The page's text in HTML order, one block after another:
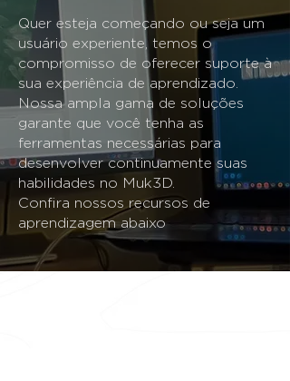
Quer esteja começando ou seja um
usuário experiente, temos o
compromisso de oferecer suporte à
sua experiência de aprendizado.
Nossa ampla gama de soluções
garante que você tenha as
ferramentas necessárias para
desenvolver continuamente suas
habilidades no Muk3D.
Confira nossos recursos de
aprendizagem abaixo